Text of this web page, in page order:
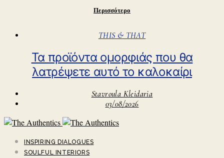
Περισσότερο
THIS & THAT
Τα προϊόντα ομορφιάς που θα
λατρέψετε αυτό το καλοκαίρι
Stavroula Kleidaria
03/08/2026
INSPIRING DIALOGUES
SOULFUL INTERIORS